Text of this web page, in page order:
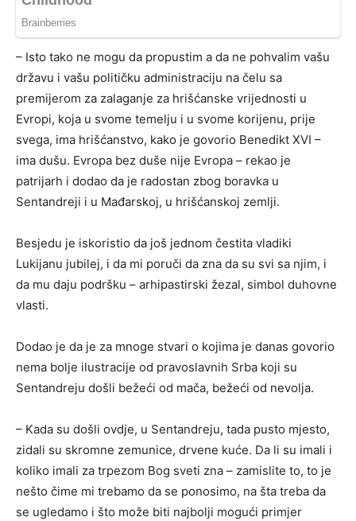
– Isto tako ne mogu da propustim a da ne pohvalim vašu
državu i vašu političku administraciju na čelu sa
premijerom za zalaganje za hrišćanske vrijednosti u
Evropi, koja u svome temelju i u svome korijenu, prije
svega, ima hrišćanstvo, kako je govorio Benedikt XVI –
ima dušu. Evropa bez duše nije Evropa – rekao je
patrijarh i dodao da je radostan zbog boravka u
Sentandreji i u Mađarskoj, u hrišćanskoj zemlji.
Besjedu je iskoristio da još jednom čestita vladiki
Lukijanu jubilej, i da mi poruči da zna da su svi sa njim, i
da mu daju podršku – arhipastirski žezal, simbol duhovne
vlasti.
Dodao je da je za mnoge stvari o kojima je danas govorio
nema bolje ilustracije od pravoslavnih Srba koji su
Sentandreju došli bežeći od mača, bežeći od nevolja.
– Kada su došli ovdje, u Sentandreju, tada pusto mjesto,
zidali su skromne zemunice, drvene kuće. Da li su imali i
koliko imali za trpezom Bog sveti zna – zamislite to, to je
nešto čime mi trebamo da se ponosimo, na šta treba da
se ugledamo i što može biti najbolji mogući primjer